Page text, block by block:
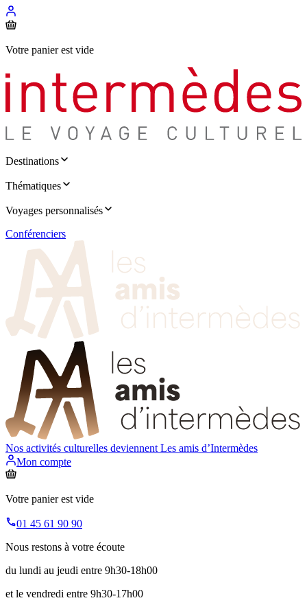
Votre panier est vide
Destinations
Thématiques
Voyages personnalisés
Conférenciers
Nos activités culturelles deviennent Les amis d’Intermèdes
Mon compte
Votre panier est vide
01 45 61 90 90
Nous restons à votre écoute
du lundi au jeudi entre 9h30-18h00
et le vendredi entre 9h30-17h00